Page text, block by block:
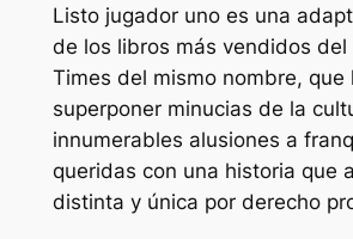
Listo jugador unoes una
de los libros más vendidos del
Times del mismo nombre, que
superponer minucias de la
innumerables alusiones a
queridas con una historia que
distinta y única por derecho